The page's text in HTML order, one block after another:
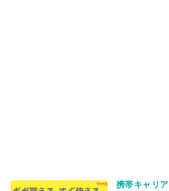
携帯キャリア